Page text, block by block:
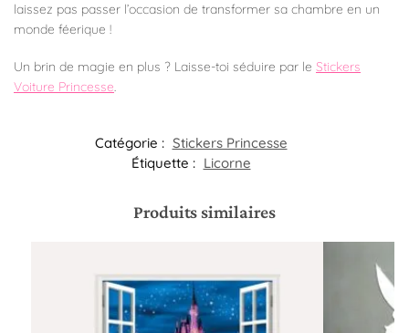
laissez pas passer l’occasion de transformer sa chambre en un
monde féerique !
Un brin de magie en plus ? Laisse-toi séduire par le Stickers
Voiture Princesse
Catégorie : Stickers Princesse
Étiquette : Licorne
Produits similaires